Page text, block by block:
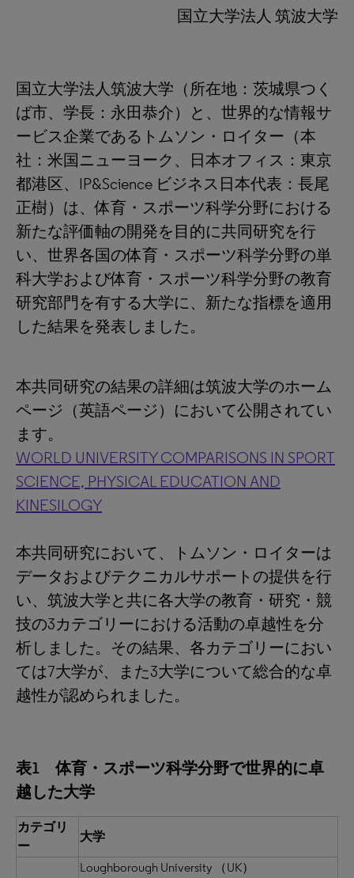
国立大学法人 筑波大学
国立大学法人筑波大学（所在地：茨城県つく
ば市、学長：永田恭介）と、世界的な情報サ
ービス企業であるトムソン・ロイター（本
社：米国ニューヨーク、日本オフィス：東京
都港区、IP&Science ビジネス日本代表：長尾
正樹）は、体育・スポーツ科学分野における
新たな評価軸の開発を目的に共同研究を行
い、世界各国の体育・スポーツ科学分野の単
科大学および体育・スポーツ科学分野の教育
研究部門を有する大学に、新たな指標を適用
した結果を発表しました。
本共同研究の結果の詳細は筑波大学のホーム
ページ（英語ページ）において公開されてい
ます。
WORLD UNIVERSITY COMPARISONS IN SPORT
SCIENCE, PHYSICAL EDUCATION AND
KINESILOGY
本共同研究において、トムソン・ロイターは
データおよびテクニカルサポートの提供を行
い、筑波大学と共に各大学の教育・研究・競
技の3カテゴリーにおける活動の卓越性を分
析しました。その結果、各カテゴリーにおい
ては7大学が、また3大学について総合的な卓
越性が認められました。
表1 体育・スポーツ科学分野で世界的に卓
越した大学
カテゴリ
ー
大学
Loughborough University （UK）